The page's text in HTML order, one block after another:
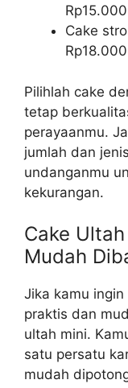
Rp15.000
Cake
Rp18.000
Pilihlah cake
tetap
perayaanmu.
jumlah dan
undanganmu
kekurangan.
Cake
Mudah
Jika kamu
praktis dan
ultah mini.
satu persatu
mudah